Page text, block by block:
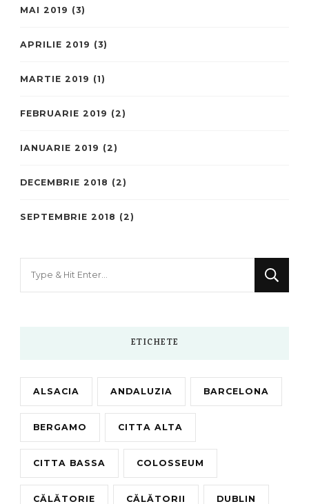
MAI 2019 (3)
APRILIE 2019 (3)
MARTIE 2019 (1)
FEBRUARIE 2019 (2)
IANUARIE 2019 (2)
DECEMBRIE 2018 (2)
SEPTEMBRIE 2018 (2)
ETICHETE
ALSACIA ANDALUZIA BARCELONA
BERGAMO CITTA ALTA
CITTA BASSA COLOSSEUM
CĂLĂTORIE CĂLĂTORII DUBLIN